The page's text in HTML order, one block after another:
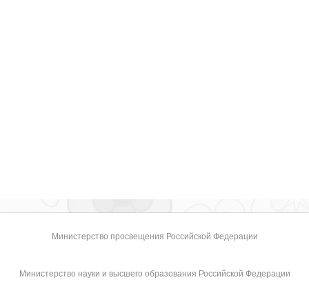
Министерство просвещения Российской Федерации
Министерство науки и высшего образования Российской Федерации